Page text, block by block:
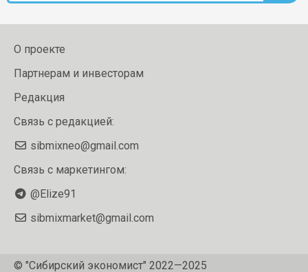
О проекте
Партнерам и инвесторам
Редакция
Связь с редакцией:
sibmixneo@gmail.com
Связь с маркетингом:
@Elize91
sibmixmarket@gmail.com
© "Сибирский экономист" 2022—2025